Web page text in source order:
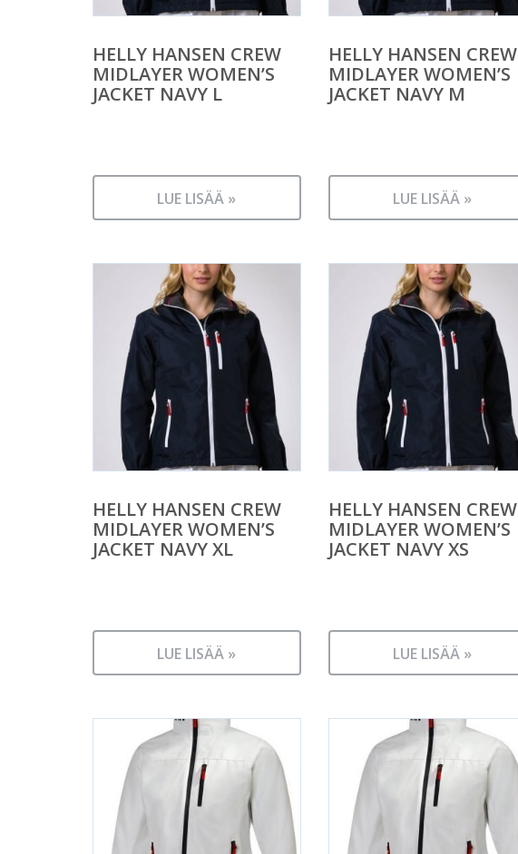
HELLY HANSEN CREW
MIDLAYER WOMEN’S
JACKET NAVY L
LUE LISÄÄ »
HELLY HANSEN CREW
MIDLAYER WOMEN’S
JACKET NAVY M
LUE LISÄÄ »
HELLY HANSEN CREW
MIDLAYER WOMEN’S
JACKET NAVY XL
LUE LISÄÄ »
HELLY HANSEN CREW
MIDLAYER WOMEN’S
JACKET NAVY XS
LUE LISÄÄ »